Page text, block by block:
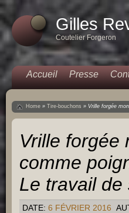
Gilles
Coutelier Forgeron
Accueil Presse
Home » Tire-bouchons » Vrille forgée
Vrille forgée
comme
Le travail
DATE: 6 FÉVRIER 2016